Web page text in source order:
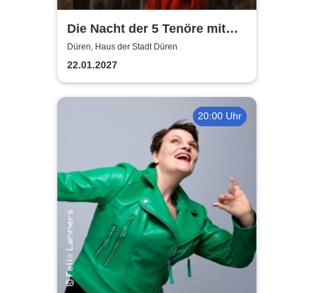
Die Nacht der 5 Tenöre mit
Anna Maria Kaufmann
Düren, Haus der Stadt Düren
22.01.2027
20:00 Uhr